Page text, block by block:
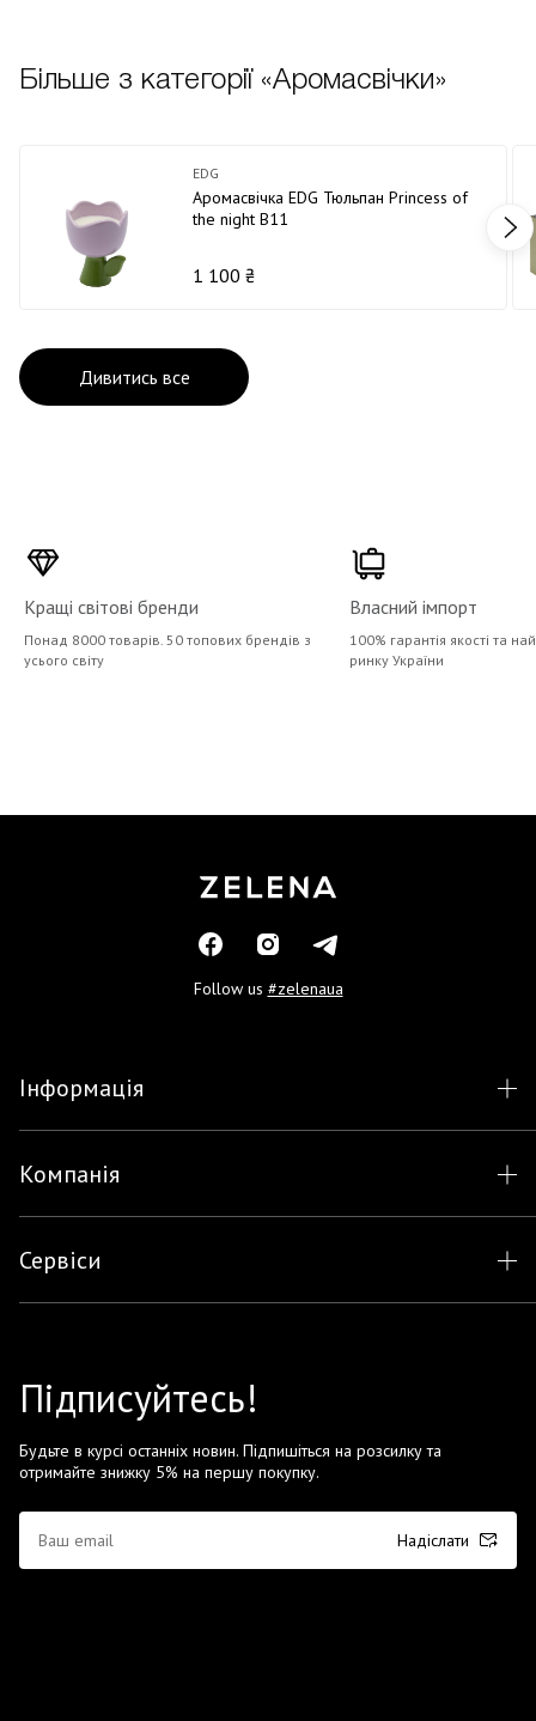
Більше з категорії «Аромасвічки»
EDG
Аромасвічка EDG Тюльпан Princess of
the night В11
1 100 ₴
Дивитись все
Кращі світові бренди
Понад 8000 товарів. 50 топових брендів з
усього світу
Власний імпорт
100% гарантія якості та
ринку України
Follow us #zelenaua
Інформація
Компанія
Сервіси
Підписуйтесь!
Будьте в курсі останніх новин. Підпишіться на розсилку та
отримайте знижку 5% на першу покупку.
Надіслати